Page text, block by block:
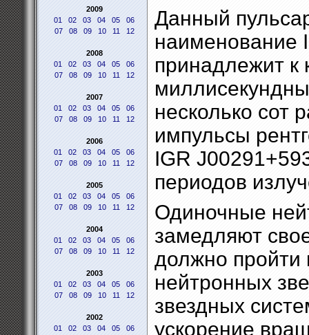
2009
01
02 03 04 05
06
07
08 09 10 11 12
2008
01
02 03 04 05
06
07
08 09 10 11 12
2007
01
02 03 04 05
06
07
08 09 10 11 12
2006
01
02 03 04 05
06
07
08 09 10 11 12
2005
01
02 03 04 05
06
07
08 09 10 11 12
2004
01
02 03 04 05
06
07
08 09 10 11 12
2003
01
02 03 04 05
06
07
08 09 10 11 12
2002
01
02 03 04 05
06
Данный
наименование
принадлежит к
несколько сот
импульсы
IGR
периодов
Одиночные
замедляют
должно пройти
нейтронных
звездных
ускорение